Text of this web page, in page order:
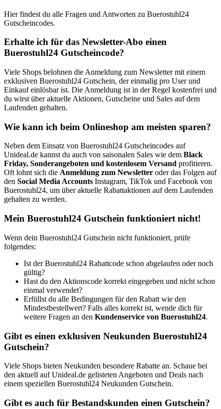
Hier findest du alle Fragen und Antworten zu Buerostuhl24
Gutscheincodes.
Erhalte ich für das Newsletter-Abo einen
Buerostuhl24 Gutscheincode?
Viele Shops belohnen die Anmeldung zum Newsletter mit einem
exklusiven Buerostuhl24 Gutschein, der einmalig pro User und
Einkauf einlösbar ist. Die Anmeldung ist in der Regel kostenfrei und
du wirst über aktuelle Aktionen, Gutscheine und Sales auf dem
Laufenden gehalten.
Wie kann ich beim Onlineshop am meisten sparen?
Neben dem Einsatz von Buerostuhl24 Gutscheincodes auf
Unideal.de kannst du auch von saisonalen Sales wie dem Black
Friday, Sonderangeboten und kostenlosem Versand profitieren.
Oft lohnt sich die Anmeldung zum Newsletter oder das Folgen auf
den Social Media Accounts Instagram, TikTok und Facebook von
Buerostuhl24, um über aktuelle Rabattaktionen auf dem Laufenden
gehalten zu werden.
Mein Buerostuhl24 Gutschein funktioniert nicht!
Wenn dein Buerostuhl24 Gutschein nicht funktioniert, prüfe
folgendes:
Ist der Buerostuhl24 Rabattcode schon abgelaufen oder noch
gültig?
Hast du den Aktionscode korrekt eingegeben und nicht schon
einmal verwendet?
Erfüllst du alle Bedingungen für den Rabatt wie den
Mindestbestellwert? Falls alles korrekt ist, wende dich für
weitere Fragen an den Kundenservice von Buerostuhl24.
Gibt es einen exklusiven Neukunden Buerostuhl24
Gutschein?
Viele Shops bieten Neukunden besondere Rabatte an. Schaue bei
den aktuell auf Unideal.de gelisteten Angeboten und Deals nach
einem speziellen Buerostuhl24 Neukunden Gutschein.
Gibt es auch für Bestandskunden einen Gutschein?